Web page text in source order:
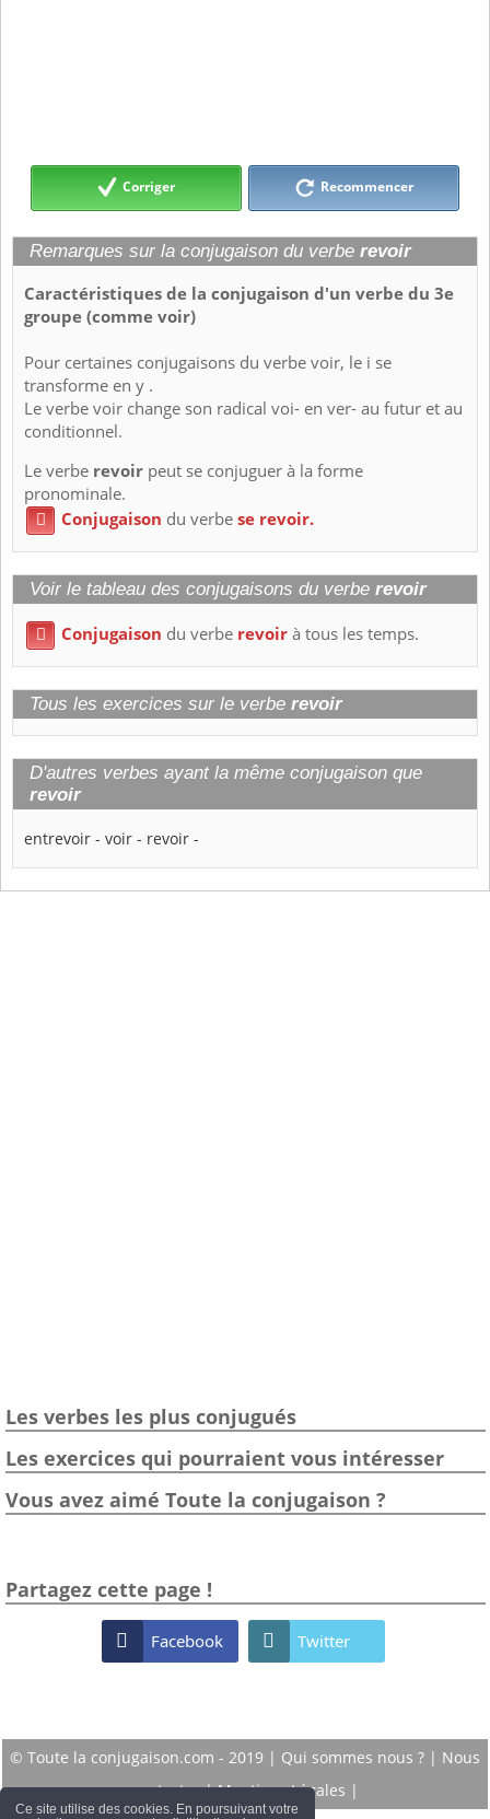
Ce site utilise des cookies. En poursuivant votre
Corriger Recommencer
Remarques sur la conjugaison du verbe revoir
Caractéristiques de la conjugaison d'un verbe du 3e
groupe (comme voir)
Pour certaines conjugaisons du verbe voir, le i se
transforme en y .
Le verbe voir change son radical voi- en ver- au futur et au
conditionnel.
Le verbe revoir peut se conjuguer à la forme
pronominale.
 Conjugaison du verbese revoir.
Voir le tableau des conjugaisons du verbe revoir
 Conjugaison du verbe revoirà tous les temps.
Tous les exercices sur le verbe revoir
D'autres verbes ayant la même conjugaison que
revoir
entrevoir - voir - revoir -
Les verbes les plus conjugués
Les exercices qui pourraient vous intéresser
Vous avez aimé Toute la conjugaison ?
Partagez cette page !
 Facebook  Twitter
© Toute la conjugaison.com - 2019 | Qui sommes nous ? | Nous
contacter|Mentions Légales |